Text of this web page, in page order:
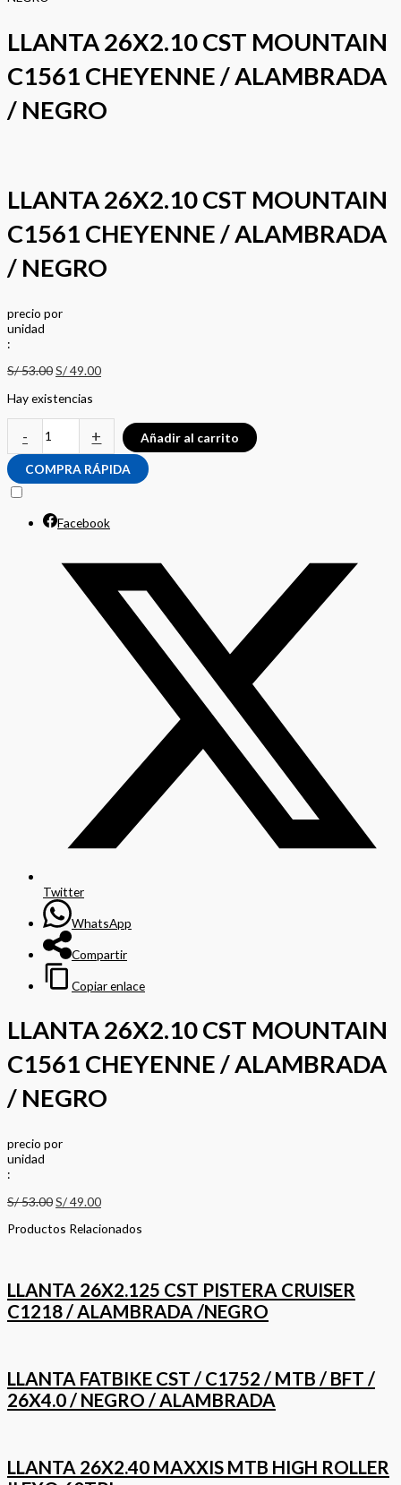
LLANTA 26X2.10 CST MOUNTAIN
C1561 CHEYENNE / ALAMBRADA
/ NEGRO
LLANTA 26X2.10 CST MOUNTAIN
C1561 CHEYENNE / ALAMBRADA
/ NEGRO
precio por
unidad
:
S/53.00S/49.00
Hay existencias
- + Añadir al carrito
COMPRA RÁPIDA
Facebook
Twitter
WhatsApp
Compartir
Copiar enlace
LLANTA 26X2.10 CST MOUNTAIN
C1561 CHEYENNE / ALAMBRADA
/ NEGRO
precio por
unidad
:
S/53.00S/49.00
Productos Relacionados
LLANTA 26X2.125 CST PISTERA CRUISER
C1218 / ALAMBRADA /NEGRO
LLANTA FATBIKE CST / C1752 / MTB / BFT /
26X4.0 / NEGRO / ALAMBRADA
LLANTA 26X2.40 MAXXIS MTB HIGH ROLLER